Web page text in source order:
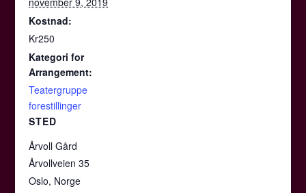
Kostnad:
Kr250
Kategori for
Arrangement:
Teatergruppe
forestillinger
STED
Årvoll Gård
Årvollveien 35
Oslo, Norge